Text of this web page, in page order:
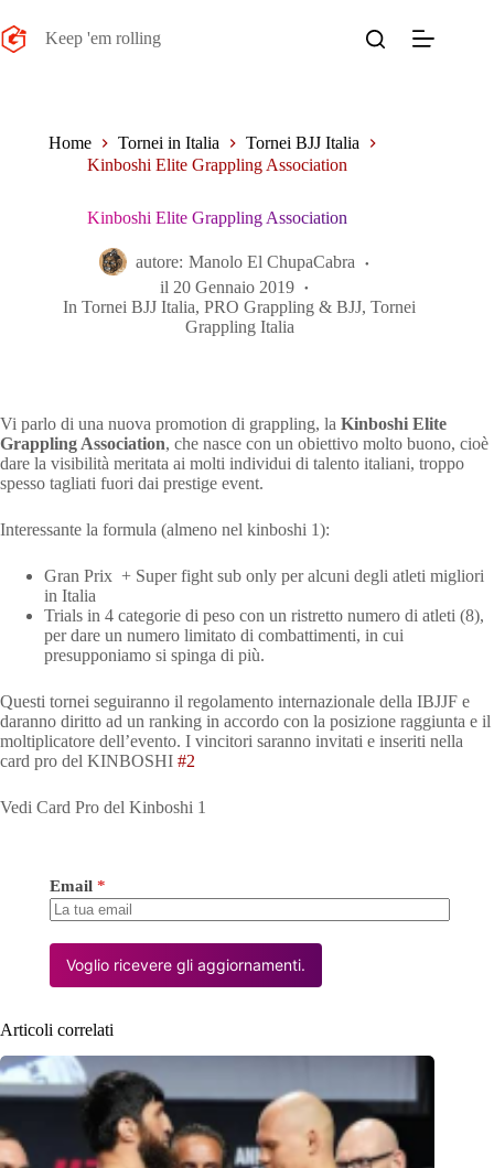
al
contenuto
Keep 'em rolling
Home Tornei in Italia
Tornei BJJ Italia
Kinboshi Elite Grappling Association
Kinboshi Elite Grappling Association
autore: Manolo El ChupaCabra
il 20 Gennaio 2019
In Tornei BJJ Italia,PRO Grappling & BJJ,Tornei
Grappling Italia
Vi parlo di una nuova promotion di grappling, la Kinboshi Elite
Grappling Association, che nasce con un obiettivo molto buono, cioè
dare la visibilità meritata ai molti individui di talento italiani, troppo
spesso tagliati fuori dai prestige event.
Interessante la formula (almeno nel kinboshi 1):
Gran Prix + Super fight sub only per alcuni degli atleti migliori
in Italia
Trials in 4 categorie di peso con un ristretto numero di atleti (8),
per dare un numero limitato di combattimenti, in cui
presupponiamo si spinga di più.
Questi tornei seguiranno il regolamento internazionale della IBJJF e
daranno diritto ad un ranking in accordo con la posizione raggiunta e il
moltiplicatore dell’evento. I vincitori saranno invitati e inseriti nella
card pro del KINBOSHI #2
Vedi Card Pro del Kinboshi 1
Email *
Voglio ricevere gli aggiornamenti.
Articoli correlati